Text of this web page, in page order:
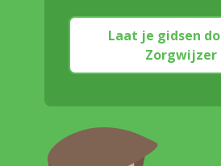
Laat je gidsen
Zorgwijzer